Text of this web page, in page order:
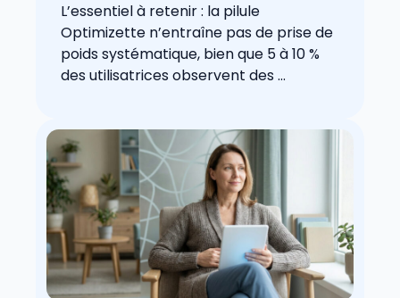
L’essentiel à retenir : la pilule
Optimizette n’entraîne pas de prise de
poids systématique, bien que 5 à 10 %
des utilisatrices observent des ...